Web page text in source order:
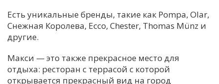
Есть уникальные бренды, такие как Pompa, Olar,
Снежная Королева, Ecco, Chester, Thomas Münz и
другие.
Макси — это также прекрасное место для
отдыха: ресторан с террасой с которой
открывается прекрасный вид на город